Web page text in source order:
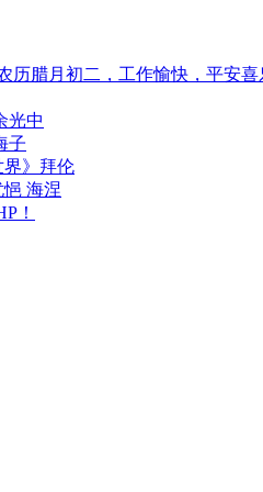
历腊月初二，工作愉快，平安喜
光中
子
界》拜伦
海涅
！